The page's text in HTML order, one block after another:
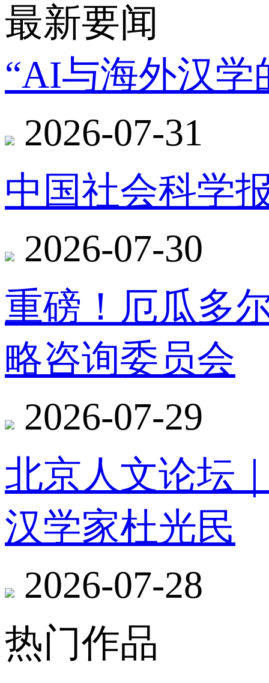
最新要闻
“AI与海外汉学
2026-07-31
中国社会科学
2026-07-30
重磅！厄瓜多
略咨询委员会
2026-07-29
北京人文论坛
汉学家杜光民
2026-07-28
热门作品